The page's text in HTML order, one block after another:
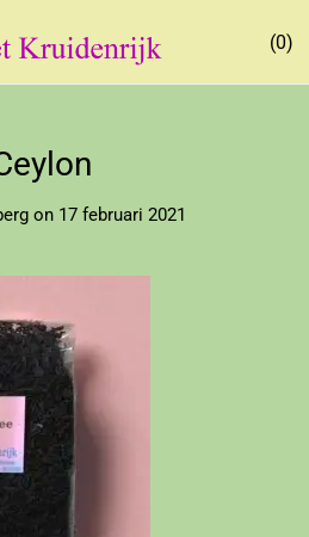
0
on 17 februari 2021